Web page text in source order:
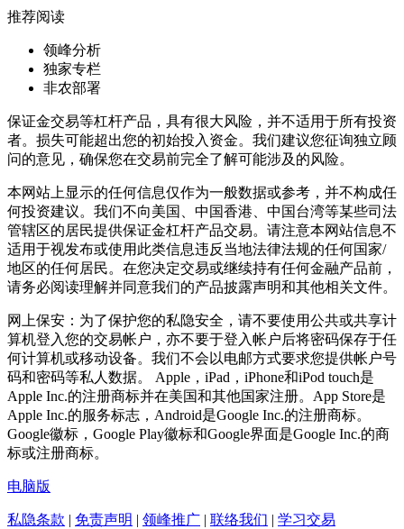
推荐阅读
领峰分析
独家专栏
非农部署
保证金交易等杠杆产品，具有很大风险，并不适用于所有投资
者。损失可能超出您的初始投入资金。我们建议您征询独立顾
问的意见，确保您在交易前完全了解可能涉及的风险。
本网站上显示的任何信息仅作为一般数据或参考，并不构成任
何投资建议。我们不向美国、中国香港、中国台湾等某些司法
管辖区的居民提供保证金杠杆产品交易。请注意本网站信息不
适用于视发布或使用此类信息违反当地法律法规的任何国家/
地区的任何居民。在您决定交易或继续持有任何金融产品前，
请务必阅读理解并同意我们的产品披露声明和其他相关文件。
网上保安：为了保护您的私隐安全，请不要使用公共或共享计
算机登入您的交易帐户，亦不要于登入帐户后将密码保存于任
何计算机或移动设备。我们不会以电邮方式要求您提供帐户号
码和密码等私人数据。 Apple，iPad，iPhone和iPod touch是
Apple Inc.的注册商标并在美国和其他国家注册。App Store是
Apple Inc.的服务标志，Android是Google Inc.的注册商标。
Google徽标，Google Play徽标和Google界面是Google Inc.的商
标或注册商标。
电脑版
私隐条款 | 免责声明 | 领峰推广 | 联络我们 | 学习交易